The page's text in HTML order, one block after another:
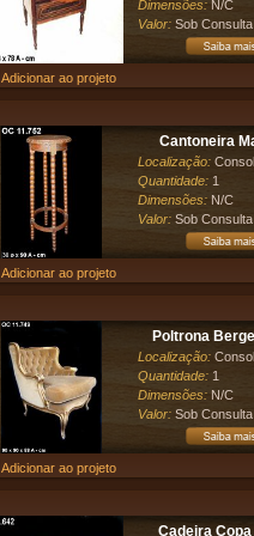
Dimensões: N/C
Valor: Sob Consulta
Adicionar ao projeto
Cantoneira
Localização:
Quantidade: 1
Dimensões: N/C
Valor: Sob Consulta
Adicionar ao projeto
Poltrona
Localização:
Quantidade: 1
Dimensões: N/C
Valor: Sob Consulta
Adicionar ao projeto
Cadeira